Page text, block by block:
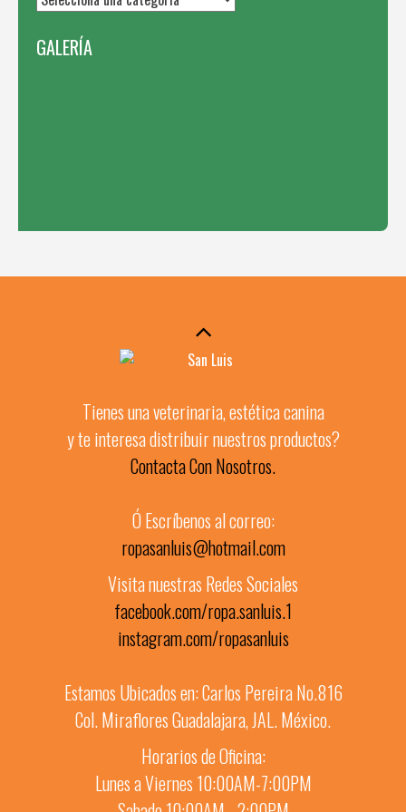
GALERÍA
Tienes una veterinaria, estética canina
y te interesa distribuir nuestros productos?
Contacta Con Nosotros.
Ó Escríbenos al correo:
ropasanluis@hotmail.com
Visita nuestras Redes Sociales
facebook.com/ropa.sanluis.1
instagram.com/ropasanluis
Estamos Ubicados en: Carlos Pereira No.816
Col. Miraflores Guadalajara, JAL. México.
Horarios de Oficina:
Lunes a Viernes 10:00AM-7:00PM